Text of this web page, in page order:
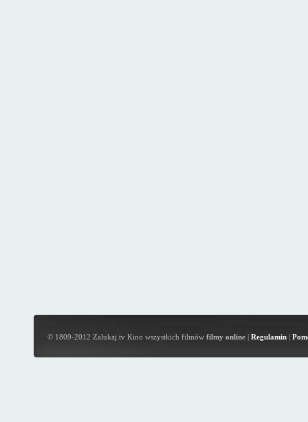
© 1809-2012 Zalukaj.tv Kino wszystkich filmów filmy online| Regulamin|